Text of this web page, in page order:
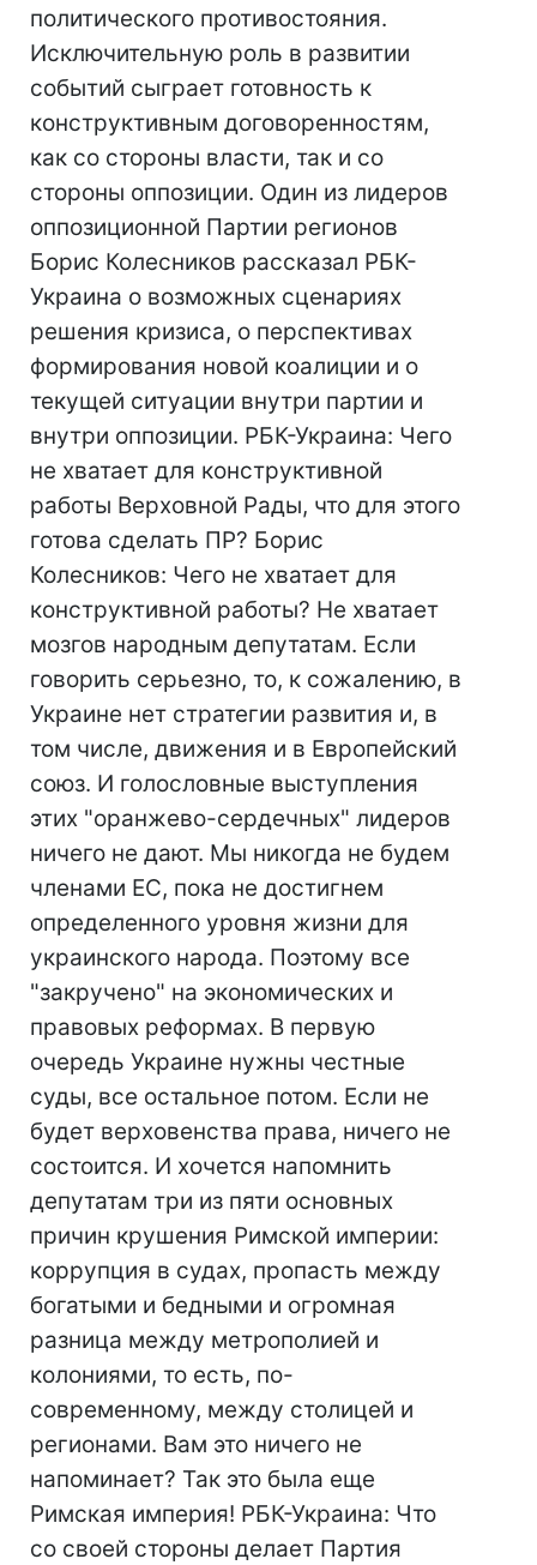
политического противостояния.
Исключительную роль в развитии
событий сыграет готовность к
конструктивным договоренностям,
как со стороны власти, так и со
стороны оппозиции. Один из лидеров
оппозиционной Партии регионов
Борис Колесников рассказал РБК-
Украина о возможных сценариях
решения кризиса, о перспективах
формирования новой коалиции и о
текущей ситуации внутри партии и
внутри оппозиции. РБК-Украина: Чего
не хватает для конструктивной
работы Верховной Рады, что для этого
готова сделать ПР? Борис
Колесников: Чего не хватает для
конструктивной работы? Не хватает
мозгов народным депутатам. Если
говорить серьезно, то, к сожалению, в
Украине нет стратегии развития и, в
том числе, движения и в Европейский
союз. И голословные выступления
этих "оранжево-сердечных" лидеров
ничего не дают. Мы никогда не будем
членами ЕС, пока не достигнем
определенного уровня жизни для
украинского народа. Поэтому все
"закручено" на экономических и
правовых реформах. В первую
очередь Украине нужны честные
суды, все остальное потом. Если не
будет верховенства права, ничего не
состоится. И хочется напомнить
депутатам три из пяти основных
причин крушения Римской империи:
коррупция в судах, пропасть между
богатыми и бедными и огромная
разница между метрополией и
колониями, то есть, по-
современному, между столицей и
регионами. Вам это ничего не
напоминает? Так это была еще
Римская империя! РБК-Украина: Что
со своей стороны делает Партия